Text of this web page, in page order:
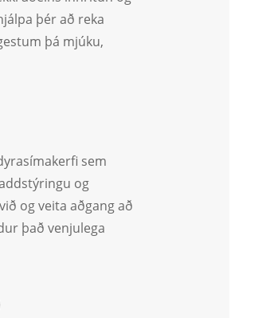
þér að reka
þá mjúku,
sem
og
og veita aðgang að
það venjulega